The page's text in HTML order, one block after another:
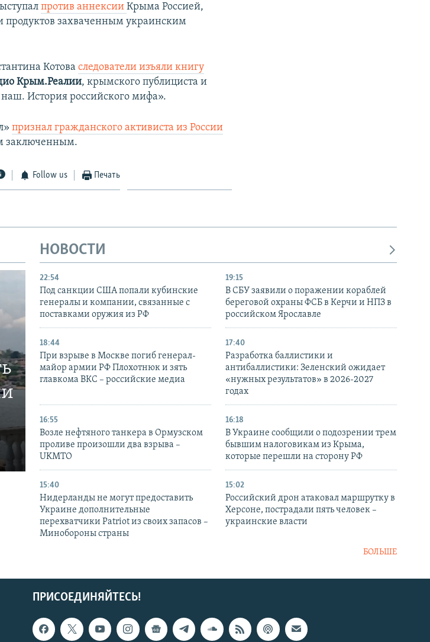
против аннексииКрыма Россией,
продуктов захваченным украинским
Котоваследователи изъяли книгу
Крым.Реалии, крымского публициста и
История российского мифа».
признал гражданского активиста из России
заключенным.
Follow us Печать
НОВОСТИ
22:54
Под санкции США попали кубинские
генералы и компании, связанные с
поставками оружия из РФ
19:15
В СБУ заявили о поражении кораблей
береговой охраны ФСБ в Керчи и НПЗ в
российском Ярославле
18:44
При взрыве в Москве погиб генерал-
майор армии РФ Плохотнюк и зять
главкома ВКС – российские медиа
17:40
Разработка баллистики и
антибаллистики: Зеленский ожидает
«нужных результатов» в 2026-2027
годах
16:55
Возле нефтяного танкера в Ормузском
проливе произошли два взрыва –
UKMTO
16:18
В Украине сообщили о подозрении трем
бывшим налоговикам из Крыма,
которые перешли на сторону РФ
15:40
Нидерланды не могут предоставить
Украине дополнительные
перехватчики Patriot из своих запасов –
Минобороны страны
15:02
Российский дрон атаковал маршрутку в
Херсоне, пострадали пять человек –
украинские власти
БОЛЬШЕ
ПРИСОЕДИНЯЙТЕСЬ!